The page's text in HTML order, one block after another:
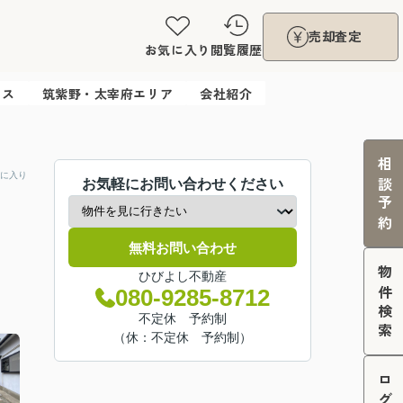
お気に入り 閲覧履歴
売却査定
筑紫野・太宰府エリア 会社紹介
入り
お気軽にお問い合わせください
無料お問い合わせ
ひびよし不動産
080-9285-8712
不定休 予約制
（休：不定休 予約制）
相談予約
物件検索